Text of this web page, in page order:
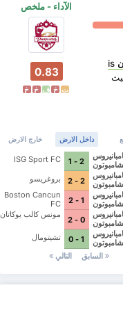
الآداء - ملخص
0.83
ت خ ف خ خ
is
داخل الارض خارج الارض
ISG Sport FC 2 - 1
بروغريسو
2 - 2
Boston Cancun
FC
1 - 2
مونس كالب يوكاتان
0 - 2
تشيتومال
1 - 0
السابق
التالي